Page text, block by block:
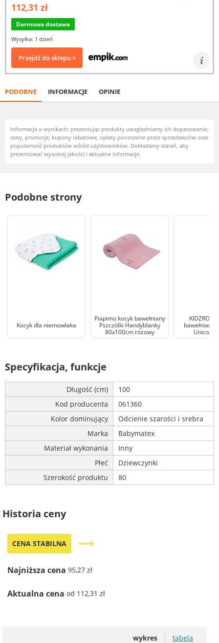
112,31 zł
Darmowa dostawa
Wysyłka: 1 dzień
Przejdź do sklepu >
PODOBNE INFORMACJE OPINIE
Informacja o wynikach: prezentując produkty uwzględniamy ich dopasowanie,
ceny, promocje, kupony rabatowe, opłaty ponoszone przez sprzedawców oraz
popularność produktów wśród użytkowników. Dokładamy starań, aby
prezentować wysokiej jakości i aktualne informacje.
Podobne strony
Kocyk dla niemowlaka
Piapimo kocyk bawełniany
Pszczólki Handyblanky
80x100cm różowy
bawełniany
Unicorn
Specyfikacja, funkcje
Długość (cm)
100
Kod producenta
061360
Kolor dominujący
Odcienie szarości i srebra
Marka
Babymatex
Materiał wykonania
Inny
Płeć
Dziewczynki
Szerokość produktu
80
Historia ceny
CENA STABILNA trending_flat
Najniższa cena 95,27 zł
Aktualna cena od 112,31 zł
wykres tabela